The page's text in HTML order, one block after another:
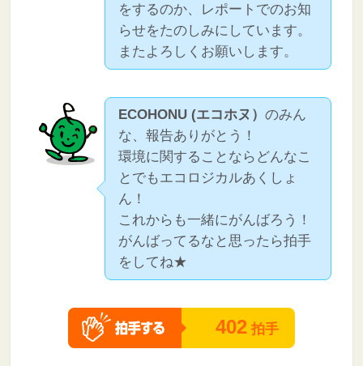
をするのか、レポートでのお知
らせをたのしみにしています。
またよろしくお願いします。
ECOHONU (エコホヌ）のみん
な、報告ありがとう！
環境に関することならどんなこ
とでもエコロジカルあくしょ
ん！
これからも一緒にがんばろう！
がんばってるなと思ったら拍手
をしてね★
402 拍手